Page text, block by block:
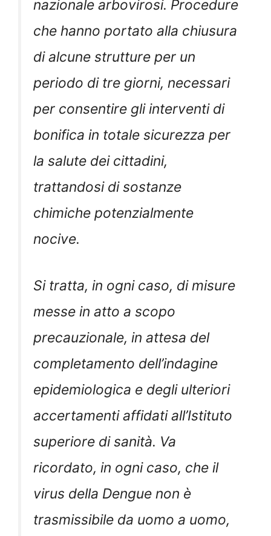
nazionale arbovirosi. Procedure
che hanno portato alla chiusura
di alcune strutture per un
periodo di tre giorni, necessari
per consentire gli interventi di
bonifica in totale sicurezza per
la salute dei cittadini,
trattandosi di sostanze
chimiche potenzialmente
nocive.
Si tratta, in ogni caso, di misure
messe in atto a scopo
precauzionale, in attesa del
completamento dell’indagine
epidemiologica e degli ulteriori
accertamenti affidati all’Istituto
superiore di sanità. Va
ricordato, in ogni caso, che il
virus della Dengue non è
trasmissibile da uomo a uomo,